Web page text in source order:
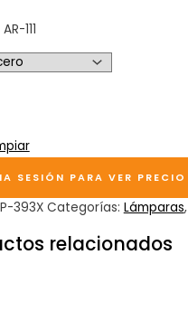
111
SESIÓN PARA VER PRECIO
P-393X Categorías: Lámparas,
relacionados